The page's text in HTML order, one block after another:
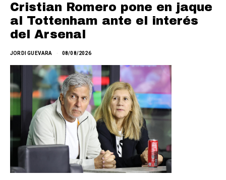
Cristian Romero pone en jaque
al Tottenham ante el interés
del Arsenal
JORDI GUEVARA 08/08/2026